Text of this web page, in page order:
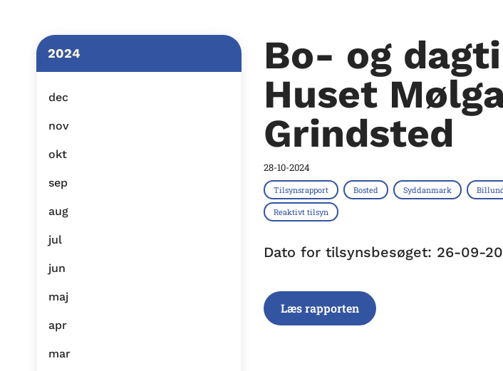
2024
dec
nov
okt
sep
aug
jul
jun
maj
apr
mar
Bo- og
Huset
Grindsted
28-10-2024
Tilsynsrapport Bosted Syddanmark
Reaktivt tilsyn
Dato for tilsynsbesøget: 26-09-
Læs rapporten